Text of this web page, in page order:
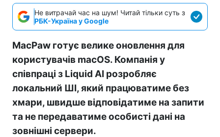
Не витрачай час на шум! Читай тільки суть з
РБК-Україна у Google
MacPaw готує велике оновлення для
користувачів macOS. Компанія у
співпраці з Liquid AI розробляє
локальний ШІ, який працюватиме без
хмари, швидше відповідатиме на запити
та не передаватиме особисті дані на
зовнішні сервери.